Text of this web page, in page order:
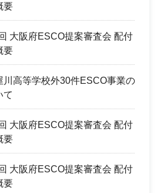
要
大阪府ESCO提案審査会 配付
要
川高等学校外30件ESCO事業の
て
大阪府ESCO提案審査会 配付
要
大阪府ESCO提案審査会 配付
要